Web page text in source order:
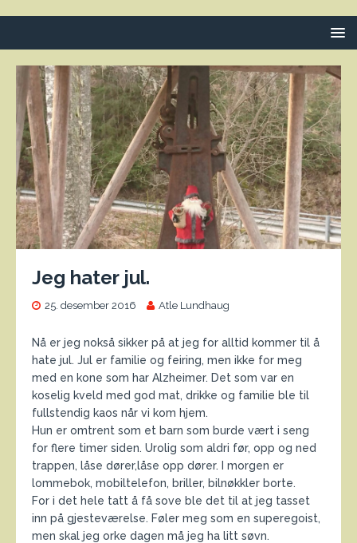
Jeg hater jul.
25. desember 2016 Atle Lundhaug
Nå er jeg nokså sikker på at jeg for alltid kommer til å
hate jul. Jul er familie og feiring, men ikke for meg
med en kone som har Alzheimer. Det som var en
koselig kveld med god mat, drikke og familie ble til
fullstendig kaos når vi kom hjem.
Hun er omtrent som et barn som burde vært i seng
for flere timer siden. Urolig som aldri før, opp og ned
trappen, låse dører,låse opp dører. I morgen er
lommebok, mobiltelefon, briller, bilnøkkler borte.
For i det hele tatt å få sove ble det til at jeg tasset
inn på gjesteværelse. Føler meg som en superegoist,
men skal jeg orke dagen må jeg ha litt søvn.